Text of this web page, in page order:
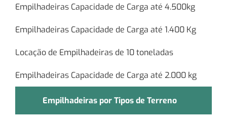
Empilhadeiras Capacidade de Carga até 4.500kg
Empilhadeiras Capacidade de Carga até 1.400 Kg
Locação de Empilhadeiras de 10 toneladas
Empilhadeiras Capacidade de Carga até 2.000 kg
Empilhadeiras por Tipos de Terreno